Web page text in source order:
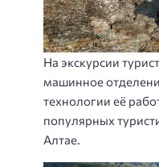
На экскурсии
машинное
технологии её
популярных
Алтае.